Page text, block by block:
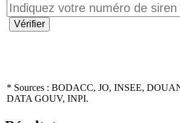
* Sources : BODACC, JO, INSEE,
DATA GOUV, INPI.